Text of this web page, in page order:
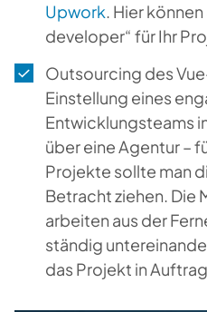
Upwork. Hier
developer“ für Ihr
Outsourcing des
Einstellung eines
Entwicklungsteams
über eine Agentur –
Projekte sollte man
Betracht ziehen. Die
arbeiten aus der
ständig
das Projekt in